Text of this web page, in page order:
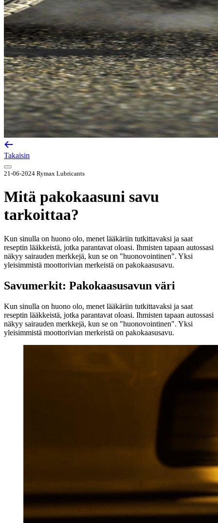
Takaisin
21-06-2024 Rymax Lubricants
Mitä pakokaasuni savu
tarkoittaa?
Kun sinulla on huono olo, menet lääkäriin tutkittavaksi ja saat
reseptin lääkkeistä, jotka parantavat oloasi. Ihmisten tapaan autossasi
näkyy sairauden merkkejä, kun se on "huonovointinen". Yksi
yleisimmistä moottorivian merkeistä on pakokaasusavu.
Savumerkit: Pakokaasusavun väri
Kun sinulla on huono olo, menet lääkäriin tutkittavaksi ja saat
reseptin lääkkeistä, jotka parantavat oloasi. Ihmisten tapaan autossasi
näkyy sairauden merkkejä, kun se on "huonovointinen". Yksi
yleisimmistä moottorivian merkeistä on pakokaasusavu.